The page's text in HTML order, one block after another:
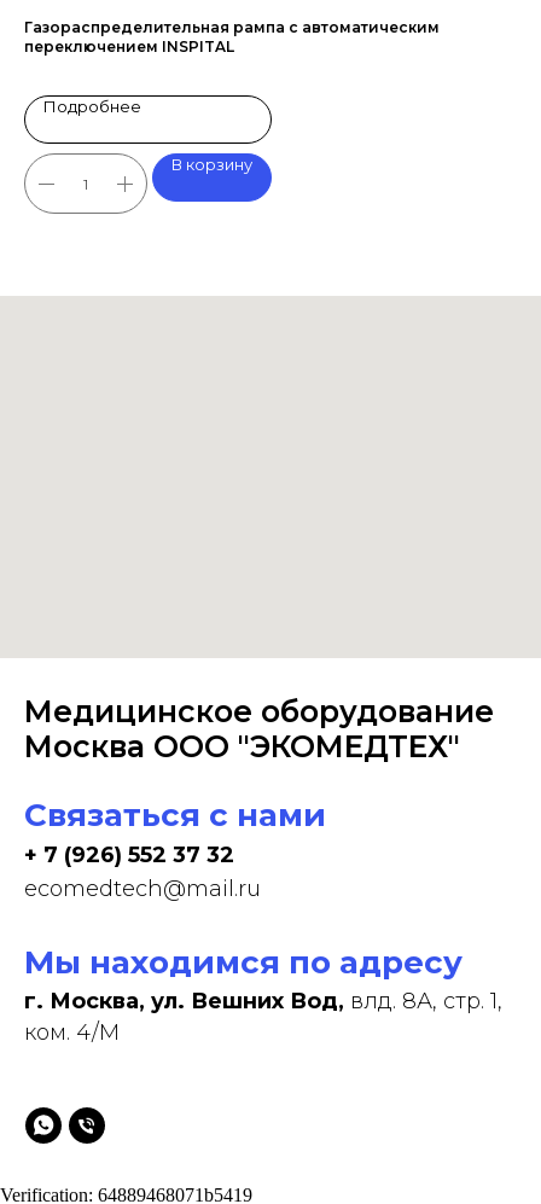
Газораспределительная рампа с автоматическим
переключением INSPITAL
Подробнее
В корзину
Медицинское оборудование
Москва ООО "ЭКОМЕДТЕХ"
Связаться с нами
+ 7 (926) 552 37 32
ecomedtech@mail.ru
Мы находимся по адресу
г. Москва, ул. Вешних Вод, влд. 8А, стр. 1,
ком. 4/М
Verification: 64889468071b5419